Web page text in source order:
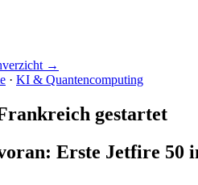
→
· KI & Quantencomputing
gestartet
Erste Jetfire